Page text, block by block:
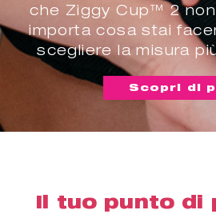
che Ziggy Cup™ 2
importa cosa stai
scegliere la misura
Scopri di
Il tuo punto di